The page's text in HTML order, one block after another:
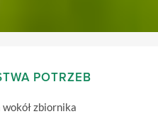
POTRZEB
zbiornika